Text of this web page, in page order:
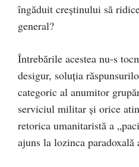
îngăduit creştinului să
general?
Întrebările acestea nu-s
desigur, soluţia
categoric al anumitor
serviciul militar şi orice
retorica umanitaristă a
ajuns la lozinca